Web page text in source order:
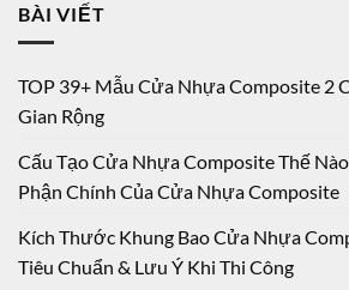
BÀI VIẾT
TOP 39+ Mẫu Cửa Nhựa Composite 2
Gian Rộng
Cấu Tạo Cửa Nhựa Composite Thế
Phận Chính Của Cửa Nhựa Composite
Kích Thước Khung Bao Cửa Nhựa
Tiêu Chuẩn & Lưu Ý Khi Thi Công